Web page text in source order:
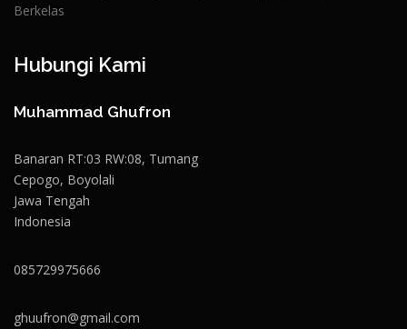
Berkelas
Hubungi Kami
Muhammad Ghufron
Banaran RT:03 RW:08, Tumang
Cepogo, Boyolali
Jawa Tengah
Indonesia
085729975666
ghuufron@gmail.com